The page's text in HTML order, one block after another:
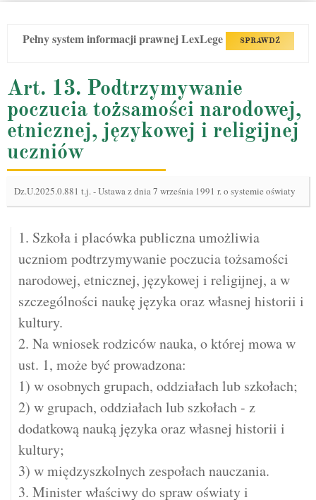
Pełny system informacji prawnej LexLege SPRAWDŹ
Art. 13. Podtrzymywanie
poczucia tożsamości narodowej,
etnicznej, językowej i religijnej
uczniów
Dz.U.2025.0.881 t.j.-Ustawa z dnia 7 września 1991 r. o systemie oświaty
1. Szkoła i placówka publiczna umożliwia
uczniom podtrzymywanie poczucia tożsamości
narodowej, etnicznej, językowej i religijnej, a w
szczególności naukę języka oraz własnej historii i
kultury.
2. Na wniosek rodziców nauka, o której mowa w
ust. 1, może być prowadzona:
1) w osobnych grupach, oddziałach lub szkołach;
2) w grupach, oddziałach lub szkołach - z
dodatkową nauką języka oraz własnej historii i
kultury;
3) w międzyszkolnych zespołach nauczania.
3. Minister właściwy do spraw oświaty i